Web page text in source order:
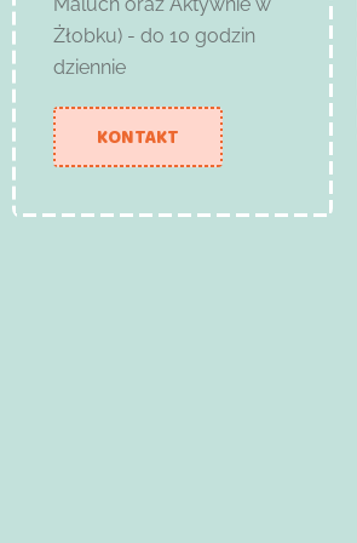
Żłobku) - do 10 godzin
dziennie
KONTAKT